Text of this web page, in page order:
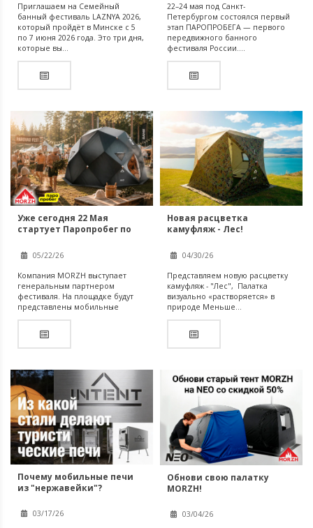
Приглашаем на Семейный
банный фестиваль LAZNYA 2026,
который пройдёт в Минске с 5
по 7 июня 2026 года. Это три дня,
которые вы...
22–24 мая под Санкт-
Петербургом состоялся первый
этап ПАРОПРОБЕГА — первого
передвижного банного
фестиваля России....
Уже сегодня 22 Мая
стартует Паропробег по
Первый передвижной
банный фестиваль России.
05/22/26
Компания MORZH выступает
генеральным партнером
фестиваля. На площадке будут
представлены мобильные
Новая расцветка
камуфляж - Лес!
04/30/26
Представляем новую расцветку
камуфляж - "Лес", Палатка
визуально «растворяется» в
природе Меньше...
Почему мобильные печи
из "нержавейки"?
03/17/26
Обнови свою палатку
MORZH!
03/04/26